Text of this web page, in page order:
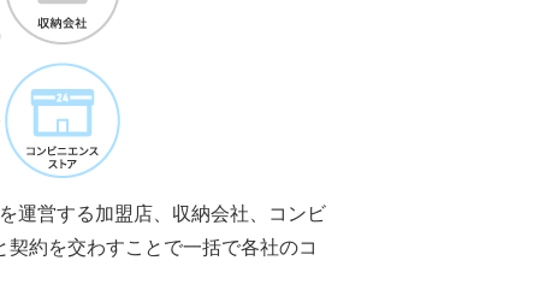
運営する加盟店、収納会社、コンビ
約を交わすことで一括で各社のコ